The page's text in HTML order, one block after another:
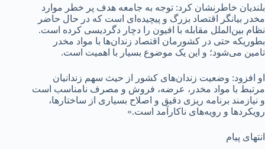
بلندیان خاطرنشان کرد: توجه به جامعه هدف پر خطر موارد
مخدر بیانگر اقتصاد بزرگ و پیچیده‌ای است که در حال حاضر
نظام بین‌الملل مقابله با افیون را دچار دگردیسی کرده است.
بطوریکه حتی در کشورمان اقتصاد زندان‌ها با مواد مخدر
تامین می‌شود؛ و این یک موضوع بسیار با اهمیت است.
او افزود: وضعیت زندان‌های کشور از حیث سهم زندانیان
مرتبط با مواد مخدر، عرضه، فروش و مصرف نامناسب است
و نیازمند برنامه ریزی دقیق و اصلاح بسیاری از ساختارها،
رویکردها و رویه‌های ناکارآمد است.»
انتهای پیام